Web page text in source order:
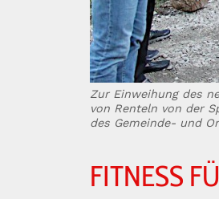
Zur Einweihung des
von Renteln von der
des Gemeinde- und
FITNESS